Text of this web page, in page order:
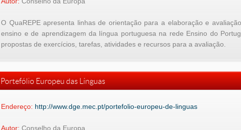
O QuaREPE apresenta linhas de orientação para a elaboração e
ensino e de aprendizagem da língua portuguesa na rede Ensino do
propostas de exercícios, tarefas, atividades e recursos para a avaliação.
Portefólio Europeu das Línguas
Endereço: http://www.dge.mec.pt/portefolio-europeu-de-linguas
Autor: Conselho da Europa